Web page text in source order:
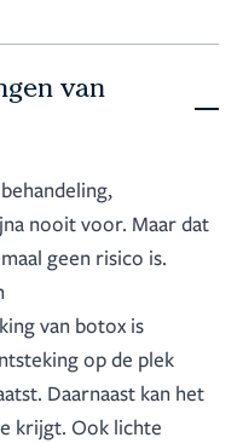
van
nooit voor. Maar dat
geen risico is.
van botox is
op de plek
Daarnaast kan het
krijgt. Ook lichte